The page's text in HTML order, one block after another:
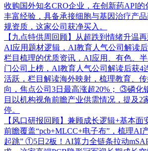
收购国外知名CRO企业，在创新药API
丰富经验，具备承接细胞与基因治疗产
规资质，这家公司获净买入。
【九点特供周回顾】从超跌到情绪升温
AI应用题材逻辑，AI教育人气公司解读
栏目梳理的优质资讯，AI应用、有色、
门公司上榜，AI教育人气公司解读后获
活跃，栏目解读海外映射，梳理教育、
向，焦点公司3日最高涨超20%； ③磷化
目以机构视角前瞻产业供需情况，提及2
停。
【风口研报回顾】兼顾成长逻辑+基本面
前瞻覆盖“pcb+MLCC+电子布”，梳理AI
起跳” ①5日2板！AI算力全链条拉动